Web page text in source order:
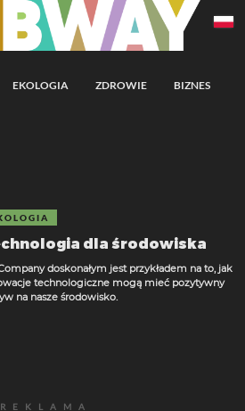
EKOLOGIA ZDROWIE BIZNES
dla środowiska
doskonałym jest przykładem na to, jak
technologiczne mogą mieć pozytywny
na nasze środowisko.
REKLAMA